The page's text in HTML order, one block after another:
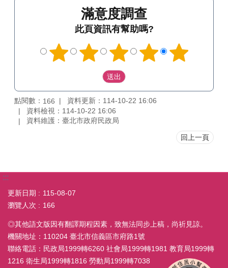
滿意度調查
此頁資訊有幫助嗎?
點閱數： 166
資料更新：114-10-22 16:06
資料檢視：114-10-22 16:06
資料維護：臺北市政府民政局
回上一頁
:::
更新日期
115-08-07
瀏覽人次
166
◎其他語文版因有翻譯期程因素，致無法同步上稿，尚祈見諒。
機關地址：110204 臺北市信義區市府路1號
聯絡電話：民政局1999轉6260 社會局1999轉1981 教育局1999轉
1216 衛生局1999轉1816 勞動局1999轉7038